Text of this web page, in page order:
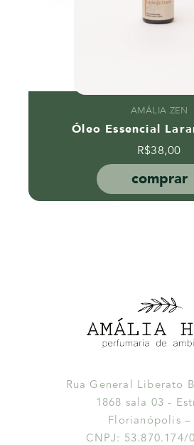
AMÁLIA ZEN
Óleo Essencial
R$38,00
comprar
Rua General Liberato
1868 sala 03 -
Florianópolis –
CNPJ: 53.870.174/